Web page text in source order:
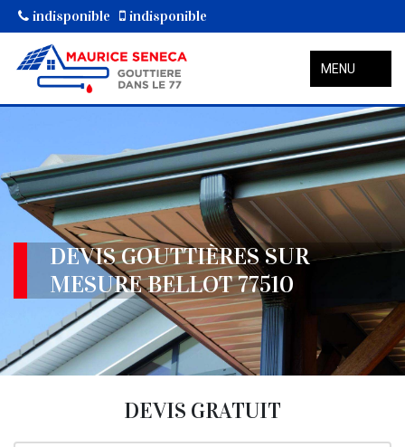
indisponible indisponible
MENU
DEVIS GOUTTIÈRES SUR
MESURE BELLOT 77510
DEVIS GRATUIT